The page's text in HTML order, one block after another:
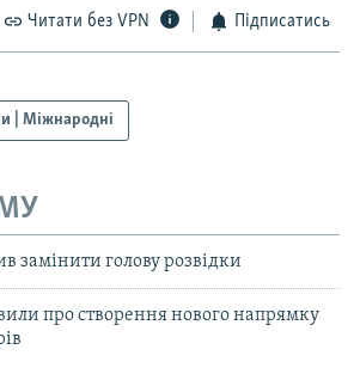
Читати без VPN Підписатись
| Міжнародні
голову розвідки
про створення нового напрямку